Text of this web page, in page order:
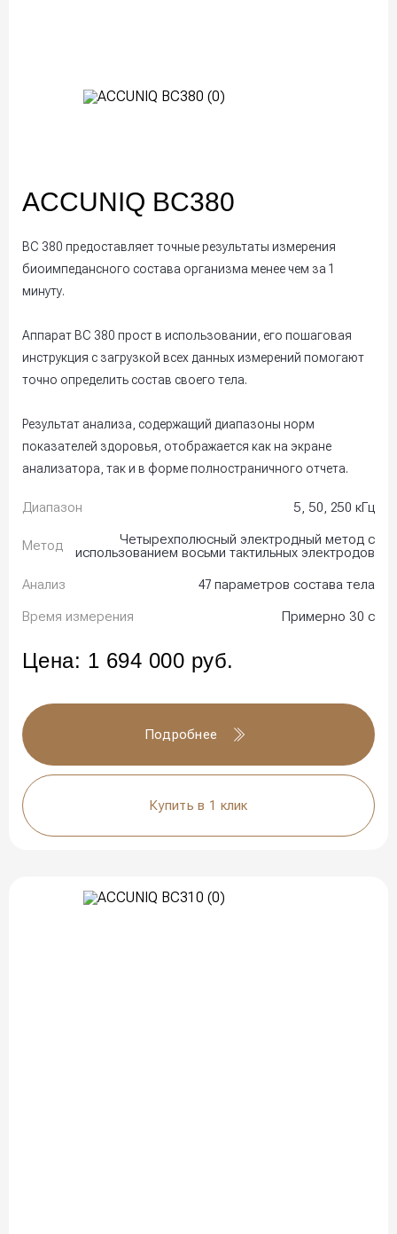
ACCUNIQ BC380
BC 380 предоставляет точные результаты измерения
биоимпедансного состава организма менее чем за 1
минуту.
Аппарат BC 380 прост в использовании, его пошаговая
инструкция с загрузкой всех данных измерений помогают
точно определить состав своего тела.
Результат анализа, содержащий диапазоны норм
показателей здоровья, отображается как на экране
анализатора, так и в форме полностраничного отчета.
Диапазон 5, 50, 250 кГц
Метод
Четырехполюсный электродный метод с
использованием восьми тактильных электродов
Анализ
47 параметров состава тела
Время измерения
Примерно 30 с
Цена: 1 694 000 руб.
Подробнее
Купить в 1 клик